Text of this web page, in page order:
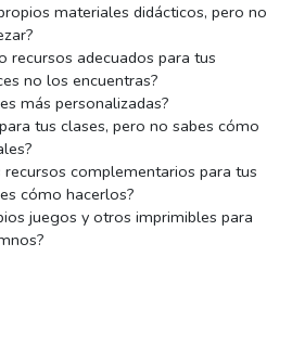
materiales didácticos, pero no
recursos adecuados para tus
no los encuentras?
más personalizadas?
tus clases, pero no sabes cómo
recursos complementarios para tus
cómo hacerlos?
juegos y otros imprimibles para